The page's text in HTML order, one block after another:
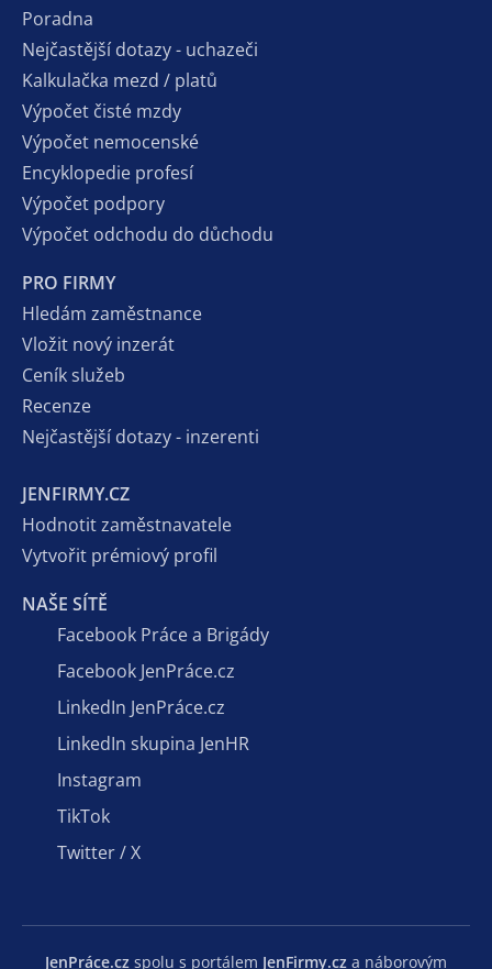
Poradna
Nejčastější dotazy - uchazeči
Kalkulačka mezd / platů
Výpočet čisté mzdy
Výpočet nemocenské
Encyklopedie profesí
Výpočet podpory
Výpočet odchodu do důchodu
PRO FIRMY
Hledám zaměstnance
Vložit nový inzerát
Ceník služeb
Recenze
Nejčastější dotazy - inzerenti
JENFIRMY.CZ
Hodnotit zaměstnavatele
Vytvořit prémiový profil
NAŠE SÍTĚ
Facebook Práce a Brigády
Facebook JenPráce.cz
LinkedIn JenPráce.cz
LinkedIn skupina JenHR
Instagram
TikTok
Twitter / X
JenPráce.cz spolu s portálem JenFirmy.cz a náborovým